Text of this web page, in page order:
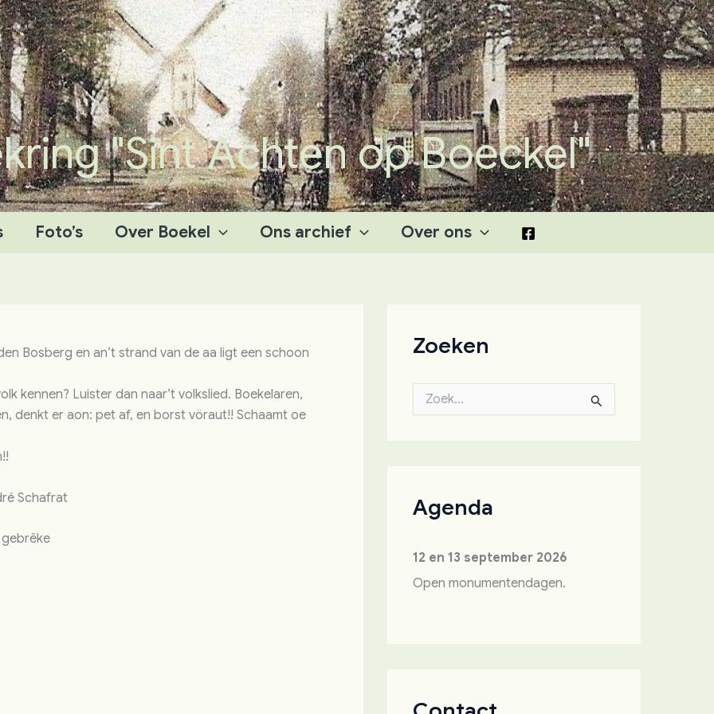
"Sint Achten op Boeckel"
Foto’s Over Boekel Ons archief Over ons
Bosberg en an’t strand van de aa ligt een schoon
kennen? Luister dan naar’t volkslied. Boekelaren,
denkt er aon: pet af, en borst vöraut!! Schaamt oe
Schafrat
gebrêke
Zoeken
:Agenda
12 en 13 september 2026
Open monumentendagen.